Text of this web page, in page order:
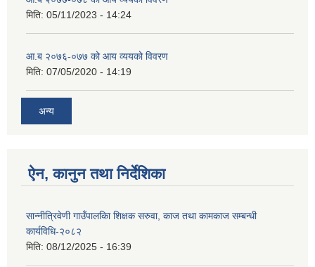
मिति: 05/11/2023 - 14:24
आ.ब २०७६-०७७ को आय व्ययको विवरण
मिति: 07/05/2020 - 14:19
अन्य
ऐन, कानुन तथा निर्देशिका
सान्नीत्रिवेणी गाउँपालकिा शिक्षक सरुवा, काज तथा कामकाज सम्बन्धी
कार्यविधि-२०८२
मिति: 08/12/2025 - 16:39